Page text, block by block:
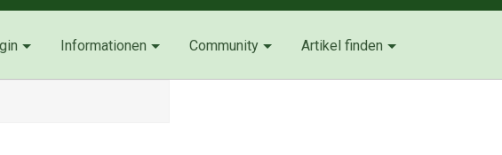
Informationen Community Artikel finden